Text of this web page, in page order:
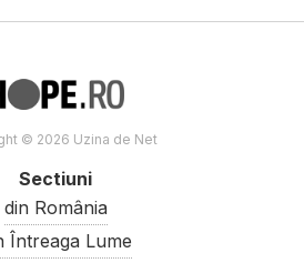
© 2026 Uzina de Net
Sectiuni
din România
Întreaga Lume